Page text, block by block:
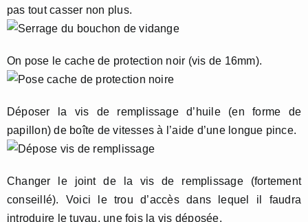
pas tout casser non plus.
On pose le cache de protection noir (vis de 16mm).
Déposer la vis de remplissage d’huile (en forme de
papillon) de boîte de vitesses à l’aide d’une longue pince.
Changer le joint de la vis de remplissage (fortement
conseillé). Voici le trou d’accès dans lequel il faudra
introduire le tuyau, une fois la vis déposée.